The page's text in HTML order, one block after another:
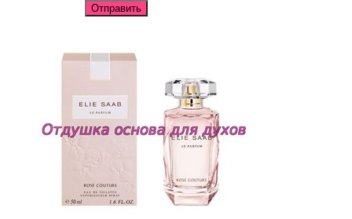
Отправить